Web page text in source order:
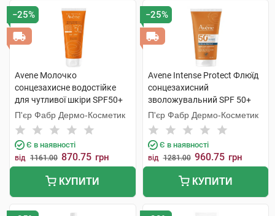
−25%
Avene Молочко
сонцезахисне водостійке
для чутливої шкіри SPF50+
100 мл 1 туба
П'єр Фабр Дермо-Косметик
Є в наявності
від 1161.00 870.75 грн
КУПИТИ
−25%
Avene Intense Protect Флюїд
сонцезахисний
зволожувальний SPF 50+
150 мл 1 туба
П'єр Фабр Дермо-Косметик
Є в наявності
від 1281.00 960.75 грн
КУПИТИ